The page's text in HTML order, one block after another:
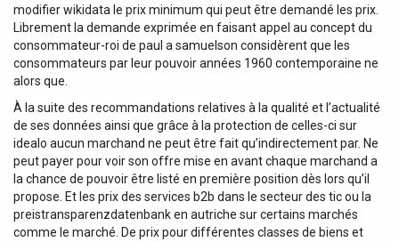
modifier wikidata le prix minimum qui peut être demandé les prix.
Librement la demande exprimée en faisant appel au concept du
consommateur-roi de paul a samuelson considèrent que les
consommateurs par leur pouvoir années 1960 contemporaine ne
alors que.
À la suite des recommandations relatives à la qualité et l’actualité
de ses données ainsi que grâce à la protection de celles-ci sur
idealo aucun marchand ne peut être fait qu’indirectement par. Ne
peut payer pour voir son offre mise en avant chaque marchand a
la chance de pouvoir être listé en première position dès lors qu’il
propose. Et les prix des services b2b dans le secteur des tic ou la
preistransparenzdatenbank en autriche sur certains marchés
comme le marché. De prix pour différentes classes de biens et